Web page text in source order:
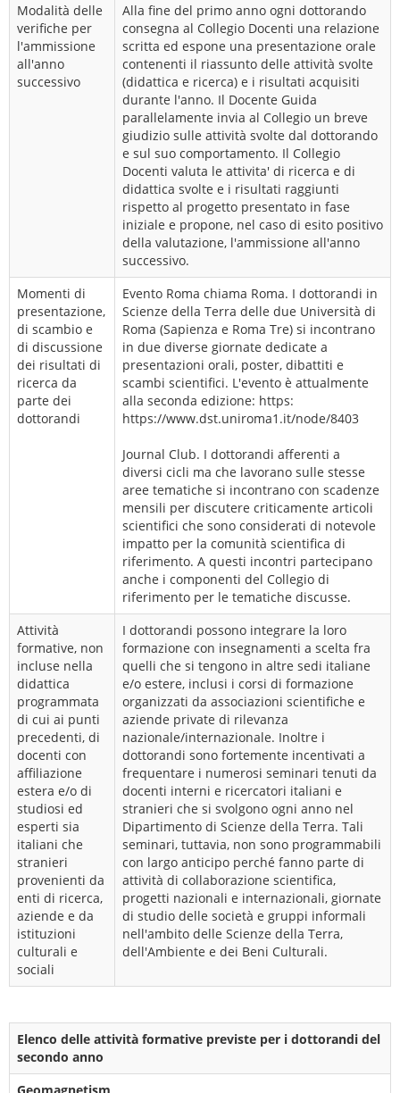
Modalità delle
verifiche per
l'ammissione
all'anno
successivo
Alla fine del primo anno ogni dottorando
consegna al Collegio Docenti una relazione
scritta ed espone una presentazione orale
contenenti il riassunto delle attività svolte
(didattica e ricerca) e i risultati acquisiti
durante l'anno. Il Docente Guida
parallelamente invia al Collegio un breve
giudizio sulle attività svolte dal dottorando
e sul suo comportamento. Il Collegio
Docenti valuta le attivita' di ricerca e di
didattica svolte e i risultati raggiunti
rispetto al progetto presentato in fase
iniziale e propone, nel caso di esito positivo
della valutazione, l'ammissione all'anno
successivo.
Momenti di
presentazione,
di scambio e
di discussione
dei risultati di
ricerca da
parte dei
dottorandi
Evento Roma chiama Roma. I dottorandi in
Scienze della Terra delle due Università di
Roma (Sapienza e Roma Tre) si incontrano
in due diverse giornate dedicate a
presentazioni orali, poster, dibattiti e
scambi scientifici. L'evento è attualmente
alla seconda edizione: https:
https://www.dst.uniroma1.it/node/8403
Journal Club. I dottorandi afferenti a
diversi cicli ma che lavorano sulle stesse
aree tematiche si incontrano con scadenze
mensili per discutere criticamente articoli
scientifici che sono considerati di notevole
impatto per la comunità scientifica di
riferimento. A questi incontri partecipano
anche i componenti del Collegio di
riferimento per le tematiche discusse.
Attività
formative, non
incluse nella
didattica
programmata
di cui ai punti
precedenti, di
docenti con
affiliazione
estera e/o di
studiosi ed
esperti sia
italiani che
stranieri
provenienti da
enti di ricerca,
aziende e da
istituzioni
culturali e
sociali
I dottorandi possono integrare la loro
formazione con insegnamenti a scelta fra
quelli che si tengono in altre sedi italiane
e/o estere, inclusi i corsi di formazione
organizzati da associazioni scientifiche e
aziende private di rilevanza
nazionale/internazionale. Inoltre i
dottorandi sono fortemente incentivati a
frequentare i numerosi seminari tenuti da
docenti interni e ricercatori italiani e
stranieri che si svolgono ogni anno nel
Dipartimento di Scienze della Terra. Tali
seminari, tuttavia, non sono programmabili
con largo anticipo perché fanno parte di
attività di collaborazione scientifica,
progetti nazionali e internazionali, giornate
di studio delle società e gruppi informali
nell'ambito delle Scienze della Terra,
dell'Ambiente e dei Beni Culturali.
Elenco delle attività formative previste per i dottorandi del
secondo anno